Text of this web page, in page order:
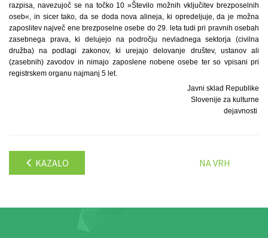
razpisa, navezujoč se na točko 10 »Število možnih vključitev brezposelnih
oseb«, in sicer tako, da se doda nova alineja, ki opredeljuje, da je možna
zaposlitev največ ene brezposelne osebe do 29. leta tudi pri pravnih osebah
zasebnega prava, ki delujejo na področju nevladnega sektorja (civilna
družba) na podlagi zakonov, ki urejajo delovanje društev, ustanov ali
(zasebnih) zavodov in nimajo zaposlene nobene osebe ter so vpisani pri
registrskem organu najmanj 5 let.
Javni sklad Republike
Slovenije za kulturne
dejavnosti
KAZALO NA VRH